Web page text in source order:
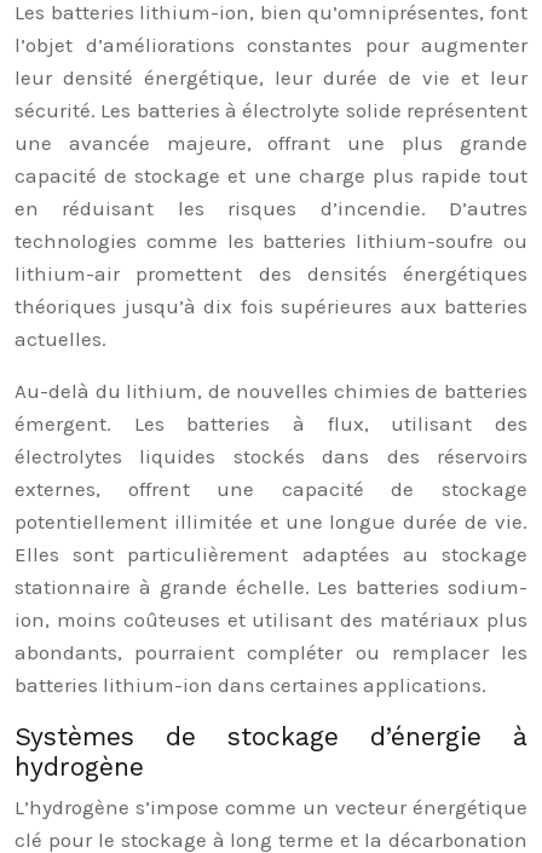
Les batteries lithium-ion, bien qu’omniprésentes, font
l’objet d’améliorations constantes pour augmenter
leur densité énergétique, leur durée de vie et leur
sécurité. Les batteries à électrolyte solide représentent
une avancée majeure, offrant une plus grande
capacité de stockage et une charge plus rapide tout
en réduisant les risques d’incendie. D’autres
technologies comme les batteries lithium-soufre ou
lithium-air promettent des densités énergétiques
théoriques jusqu’à dix fois supérieures aux batteries
actuelles.
Au-delà du lithium, de nouvelles chimies de batteries
émergent. Les batteries à flux, utilisant des
électrolytes liquides stockés dans des réservoirs
externes, offrent une capacité de stockage
potentiellement illimitée et une longue durée de vie.
Elles sont particulièrement adaptées au stockage
stationnaire à grande échelle. Les batteries sodium-
ion, moins coûteuses et utilisant des matériaux plus
abondants, pourraient compléter ou remplacer les
batteries lithium-ion dans certaines applications.
Systèmes de stockage d’énergie à
hydrogène
L’hydrogène s’impose comme un vecteur énergétique
clé pour le stockage à long terme et la décarbonation